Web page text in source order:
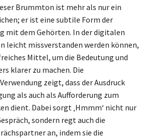
Brummton ist mehr als nur ein
er ist eine subtile Form der
mit dem Gehörten. In der digitalen
leicht missverstanden werden können,
Mittel, um die Bedeutung und
klarer zu machen. Die
zeigt, dass der Ausdruck
als auch als Aufforderung zum
dient. Dabei sorgt ‚Hmmm‘ nicht nur
sondern regt auch die
an, indem sie die